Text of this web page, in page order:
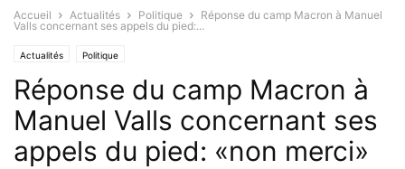
Accueil Actualités Politique
Réponse du camp Macron à Manuel
Valls concernant ses appels du pied:...
Actualités Politique
Réponse du camp Macron à
Manuel Valls concernant ses
appels du pied: «non merci»